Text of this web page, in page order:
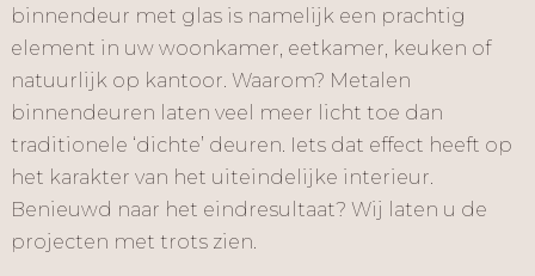
binnendeur met glas is namelijk een prachtig
element in uw woonkamer, eetkamer, keuken of
natuurlijk op kantoor. Waarom? Metalen
binnendeuren laten veel meer licht toe dan
traditionele ‘dichte’ deuren. Iets dat effect heeft op
het karakter van het uiteindelijke interieur.
Benieuwd naar het eindresultaat? Wij laten u de
projecten met trots zien.